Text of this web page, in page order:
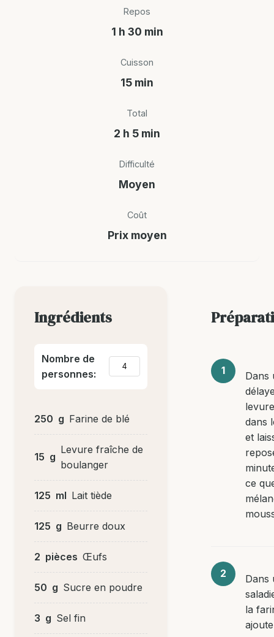
Repos
1 h 30 min
Cuisson
15 min
Total
2 h 5 min
Difficulté
Moyen
Coût
Prix moyen
Ingrédients
Nombre de
personnes:
250 g Farine de blé
15 g
Levure fraîche de
boulanger
125 ml Lait tiède
125 g Beurre doux
2 pièces Œufs
50 g Sucre en poudre
3 g Sel fin
Dans
dans
et
ce
Dans
la